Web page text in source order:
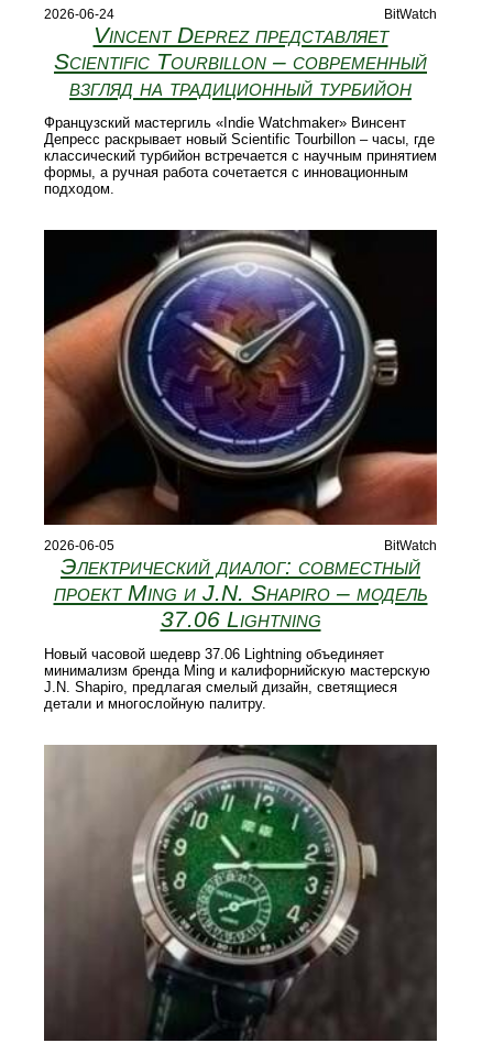
2026-06-24 BitWatch
Vincent Deprez представляет
Scientific Tourbillon – современный
взгляд на традиционный турбийон
Французский мастергиль «Indie Watchmaker» Винсент
Депресс раскрывает новый Scientific Tourbillon – часы, где
классический турбийон встречается с научным принятием
формы, а ручная работа сочетается с инновационным
подходом.
2026-06-05 BitWatch
Электрический диалог: совместный
проект Ming и J.N. Shapiro – модель
37.06 Lightning
Новый часовой шедевр 37.06 Lightning объединяет
минимализм бренда Ming и калифорнийскую мастерскую
J.N. Shapiro, предлагая смелый дизайн, светящиеся
детали и многослойную палитру.